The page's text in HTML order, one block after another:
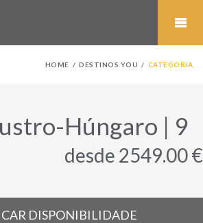
HOME DESTINOS YOU CATEGORIA
Húngaro | 9
desde 2549.00 €
DISPONIBILIDADE